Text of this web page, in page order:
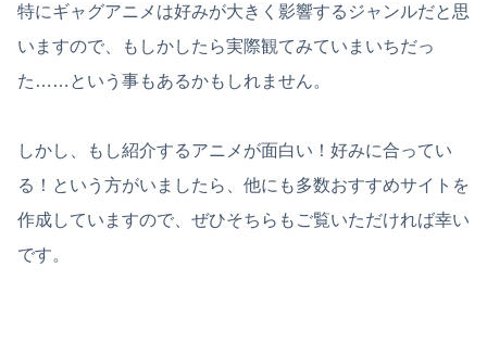
特にギャグアニメは好みが大きく影響するジャンルだと思
いますので、もしかしたら実際観てみていまいちだっ
た……という事もあるかもしれません。
しかし、もし紹介するアニメが面白い！好みに合ってい
る！という方がいましたら、他にも多数おすすめサイトを
作成していますので、ぜひそちらもご覧いただければ幸い
です。